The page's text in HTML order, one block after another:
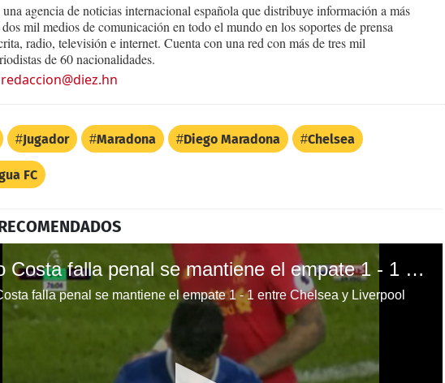
una agencia de noticias internacional española que distribuye información a más
mil medios de comunicación en todo el mundo en los soportes de prensa
radio, televisión e internet. Cuenta con una red con más de tres mil
de 60 nacionalidades.
redaccion@diez.hn
Jugador Maradona Diego Maradona Chelsea
FC
Diego Costa falla penal se mantiene el empate 1 - 1 entre Chelsea y Liverpool
falla penal se mantiene el empate 1 - 1 entre Chelsea y Liverpool